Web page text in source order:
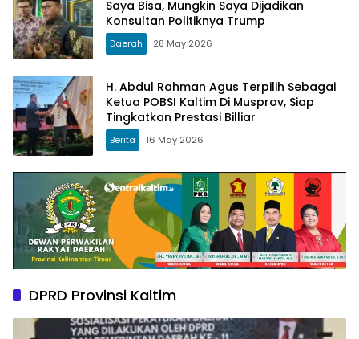
Saya Bisa, Mungkin Saya Dijadikan
Konsultan Politiknya Trump
Daerah 28 May 2026
H. Abdul Rahman Agus Terpilih Sebagai
Ketua POBSI Kaltim Di Musprov, Siap
Tingkatkan Prestasi Billiar
Berita 16 May 2026
DPRD Provinsi Kaltim